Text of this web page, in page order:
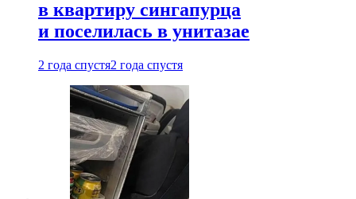
в квартиру сингапурца
и поселилась в унитазае
2 года спустя2 года спустя